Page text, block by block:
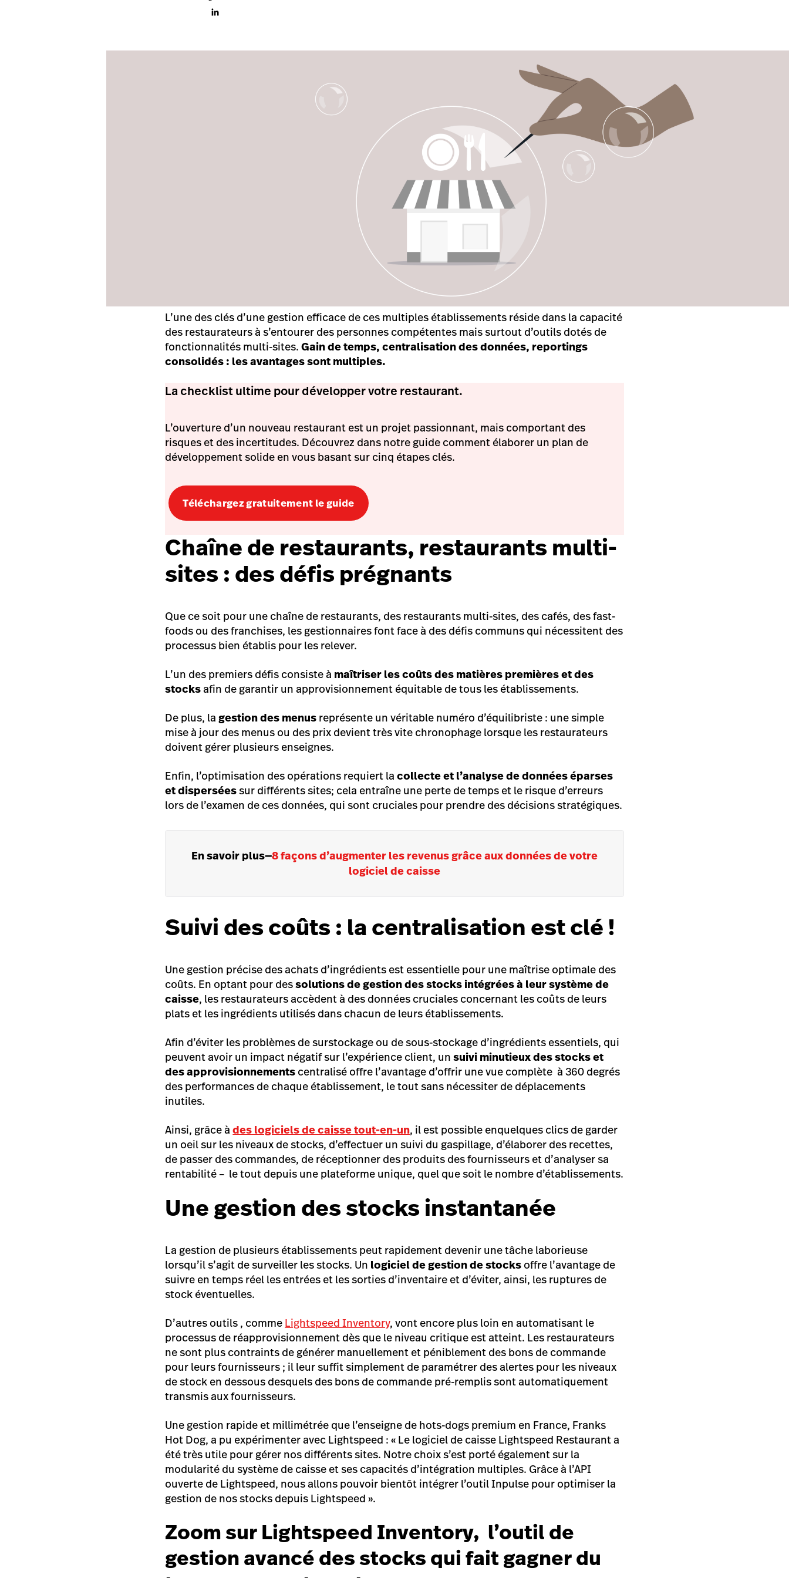
L’une des clés d’une gestion efficace de ces multiples établissements réside dans la capacité
des restaurateurs à s’entourer des personnes compétentes mais surtout d’outils dotés de
fonctionnalités multi-sites.Gain de temps, centralisation des données, reportings
consolidés : les avantages sont multiples.
La checklist ultime pour développer votre restaurant.
L’ouverture d’un nouveau restaurant est un projet passionnant, mais comportant des
risques et des incertitudes. Découvrez dans notre guide comment élaborer un plan de
développement solide en vous basant sur cinq étapes clés.
Téléchargez gratuitement le guide
Chaîne de restaurants, restaurants multi-
sites : des défis prégnants
Que ce soit pour une chaîne de restaurants, des restaurants multi-sites, des cafés, des fast-
foods ou des franchises, les gestionnaires font face à des défis communs qui nécessitent des
processus bien établis pour les relever.
L’un des premiers défis consiste à maîtriser les coûts des matières premières et des
stocksafin de garantir un approvisionnement équitable de tous les établissements.
De plus, lagestion des menus représente un véritable numéro d’équilibriste : une simple
mise à jour des menus ou des prix devient très vite chronophage lorsque les restaurateurs
doivent gérer plusieurs enseignes.
Enfin, l’optimisation des opérations requiert lacollecte et l’analyse de données éparses
et disperséessur différents sites; cela entraîne une perte de temps et le risque d’erreurs
lors de l’examen de ces données, qui sont cruciales pour prendre des décisions stratégiques.
En savoir plus—8 façons d’augmenter les revenus grâce aux données de votre
logiciel de caisse
Suivi des coûts : la centralisation est clé !
Une gestion précise des achats d’ingrédients est essentielle pour une maîtrise optimale des
coûts. En optant pour dessolutions de gestion des stocks intégrées à leur système de
caisse, les restaurateurs accèdent à des données cruciales concernant les coûts de leurs
plats et les ingrédients utilisés dans chacun de leurs établissements.
Afin d’éviter les problèmes de surstockage ou de sous-stockage d’ingrédients essentiels, qui
peuvent avoir un impact négatif sur l’expérience client, unsuivi minutieux des stocks et
des approvisionnements centralisé offre l’avantage d’offrir une vue complète à 360 degrés
des performances de chaque établissement, le tout sans nécessiter de déplacements
inutiles.
Ainsi, grâce àdes logiciels de caisse tout-en-un, il est possible enquelques clics de garder
un oeil sur les niveaux de stocks, d’effectuer un suivi du gaspillage, d’élaborer des recettes,
de passer des commandes, de réceptionner des produits des fournisseurs et d’analyser sa
rentabilité – le tout depuis une plateforme unique, quel que soit le nombre d’établissements.
Une gestion des stocks instantanée
La gestion de plusieurs établissements peut rapidement devenir une tâche laborieuse
lorsqu’il s’agit de surveiller les stocks. Un logiciel de gestion de stocks offre l’avantage de
suivre en temps réel les entrées et les sorties d’inventaire et d’éviter, ainsi, les ruptures de
stock éventuelles.
D’autres outils , comme Lightspeed Inventory, vont encore plus loin en automatisant le
processus de réapprovisionnement dès que le niveau critique est atteint. Les restaurateurs
ne sont plus contraints de générer manuellement et péniblement des bons de commande
pour leurs fournisseurs ; il leur suffit simplement de paramétrer des alertes pour les niveaux
de stock en dessous desquels des bons de commande pré-remplis sont automatiquement
transmis aux fournisseurs.
Une gestion rapide et millimétrée que l’enseigne de hots-dogs premium en France, Franks
Hot Dog, a pu expérimenter avec Lightspeed :« Le logiciel de caisse Lightspeed Restaurant a
été très utile pour gérer nos différents sites. Notre choix s’est porté également sur la
modularité du système de caisse et ses capacités d’intégration multiples. Grâce à l’API
ouverte de Lightspeed, nous allons pouvoir bientôt intégrer l’outil Inpulse pour optimiser la
gestion de nos stocks depuis Lightspeed ».
Zoom sur Lightspeed Inventory, l’outil de
gestion avancé des stocks qui fait gagner du